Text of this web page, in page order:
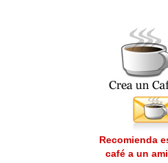
Recomienda
café a un